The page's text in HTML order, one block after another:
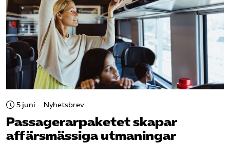
5 juni Nyhetsbrev
Passagerarpaketet skapar
affärsmässiga utmaningar